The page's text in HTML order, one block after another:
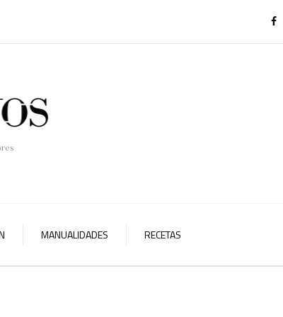
MANUALIDADES RECETAS